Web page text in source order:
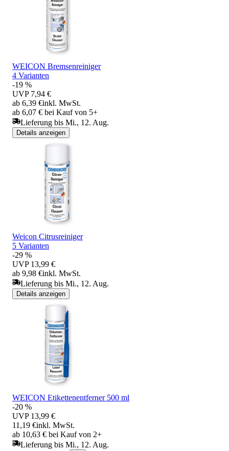
WEICON Bremsenreiniger
4 Varianten
-19 %
UVP 7,94 €
ab 6,39 €inkl. MwSt.
ab 6,07 € bei Kauf von 5+
Lieferung bis Mi., 12. Aug.
Details anzeigen
Weicon Citrusreiniger
5 Varianten
-29 %
UVP 13,99 €
ab 9,98 €inkl. MwSt.
Lieferung bis Mi., 12. Aug.
Details anzeigen
WEICON Etikettenentferner 500 ml
-20 %
UVP 13,99 €
11,19 €inkl. MwSt.
ab 10,63 € bei Kauf von 2+
Lieferung bis Mi., 12. Aug.